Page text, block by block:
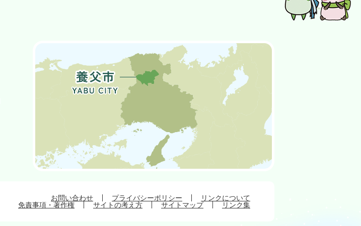
お問い合わせ プライバシーポリシー
リンクについて
免責事項・著作権
サイトの考え方 サイトマップ リンク集